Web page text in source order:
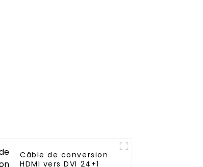
Câble de conversion
HDMI vers DVI 24+1